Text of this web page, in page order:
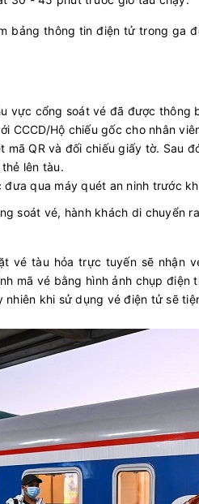
bảng thông tin điện tử trong ga
vực cổng soát vé đã được thông
CCCD/Hộ chiếu gốc cho
mã QR và đối chiếu giấy tờ. Sau
lên tàu.
đưa qua máy quét an ninh trước
soát vé, hành khách di chuyển
vé tàu hỏa trực tuyến sẽ nhận
mã vé bằng hình ảnh chụp
khi sử dụng vé điện tử sẽ